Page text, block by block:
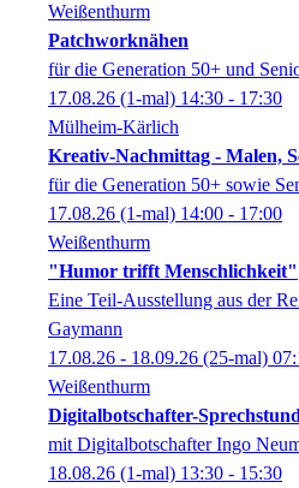
Weißenthurm
Patchworknähen
für die Generation 50+ und
17.08.26 (1-mal) 14:30 - 17:30
Mülheim-Kärlich
Kreativ-Nachmittag - Malen,
für die Generation 50+ sowie
17.08.26 (1-mal) 14:00 - 17:00
Weißenthurm
"Humor trifft Menschlichkeit"
Eine Teil-Ausstellung aus der
Gaymann
17.08.26 - 18.09.26 (25-mal)
Weißenthurm
Digitalbotschafter-
mit Digitalbotschafter Ingo
18.08.26 (1-mal) 13:30 - 15:30